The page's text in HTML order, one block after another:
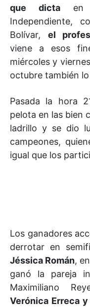
que dicta en
Independiente,
Bolívar, el
viene a esos
miércoles y
octubre también
Pasada la hora
pelota en las bien
ladrillo y se dio
campeones,
igual que los
Los ganadores
derrotar en
Jéssica Román,
ganó la pareja
Maximiliano
Verónica Erreca